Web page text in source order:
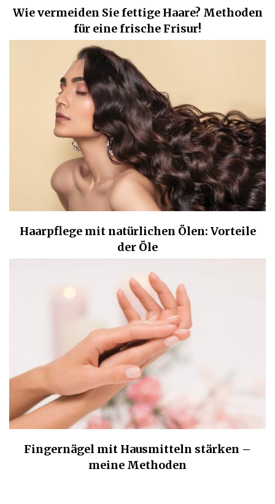
Wie vermeiden Sie fettige Haare? Methoden
für eine frische Frisur!
Haarpflege mit natürlichen Ölen: Vorteile
der Öle
Fingernägel mit Hausmitteln stärken –
meine Methoden